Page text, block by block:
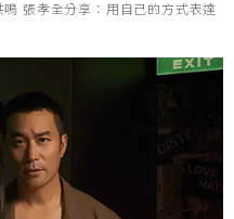
張孝全分享：用自己的方式表達